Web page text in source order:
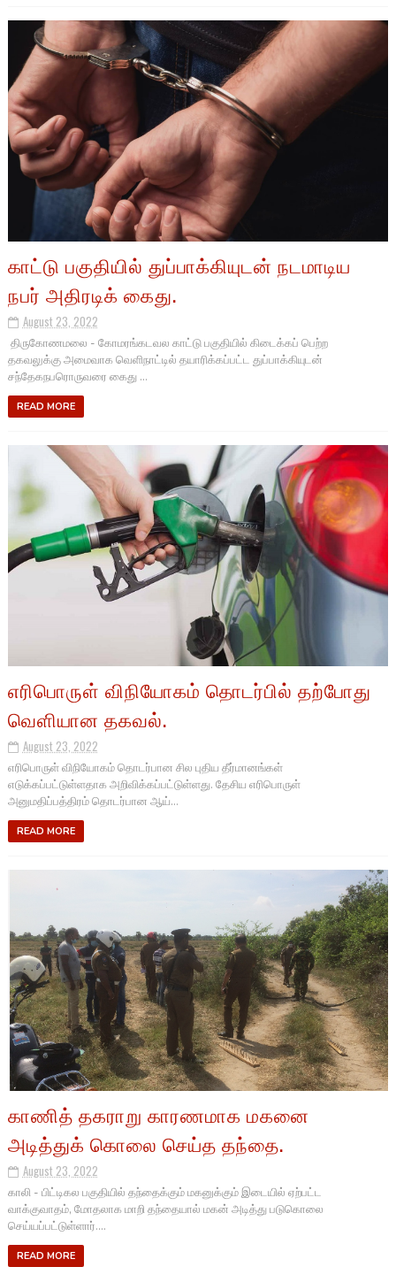
காட்டு பகுதியில் துப்பாக்கியுடன் நடமாடிய
நபர் அதிரடிக் கைது.
August 23, 2022
திருகோணமலை - கோமரங்கடவல காட்டு பகுதியில் கிடைக்கப் பெற்ற
தகவலுக்கு அமைவாக வெளிநாட்டில் தயாரிக்கப்பட்ட துப்பாக்கியுடன்
சந்தேகநபரொருவரை கைது ...
READ MORE
எரிபொருள் விநியோகம் தொடர்பில் தற்போது
வெளியான தகவல்.
August 23, 2022
எரிபொருள் விநியோகம் தொடர்பான சில புதிய தீர்மானங்கள்
எடுக்கப்பட்டுள்ளதாக அறிவிக்கப்பட்டுள்ளது. தேசிய எரிபொருள்
அனுமதிப்பத்திரம் தொடர்பான ஆய்...
READ MORE
காணித் தகராறு காரணமாக மகனை
அடித்துக் கொலை செய்த தந்தை.
August 23, 2022
காலி - பிட்டிகல பகுதியில் தந்தைக்கும் மகனுக்கும் இடையில் ஏற்பட்ட
வாக்குவாதம், மோதலாக மாறி தந்தையால் மகன் அடித்து படுகொலை
செய்யப்பட்டுள்ளார்....
READ MORE